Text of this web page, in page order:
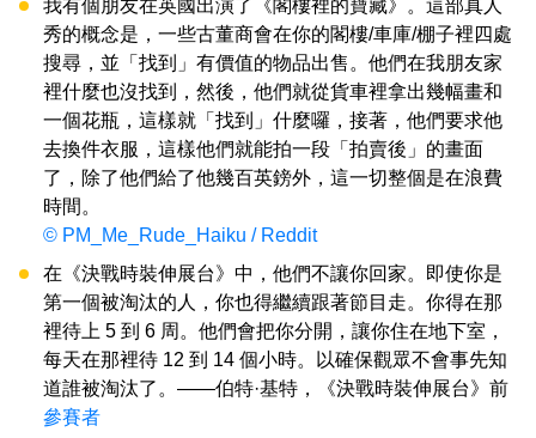
我有個朋友在英國出演了《閣樓裡的寶藏》。這部真人
秀的概念是，一些古董商會在你的閣樓/車庫/棚子裡四處
搜尋，並「找到」有價值的物品出售。他們在我朋友家
裡什麼也沒找到，然後，他們就從貨車裡拿出幾幅畫和
一個花瓶，這樣就「找到」什麼囉，接著，他們要求他
去換件衣服，這樣他們就能拍一段「拍賣後」的畫面
了，除了他們給了他幾百英鎊外，這一切整個是在浪費
時間。
© PM_Me_Rude_Haiku / Reddit
在《決戰時裝伸展台》中，他們不讓你回家。即使你是
第一個被淘汰的人，你也得繼續跟著節目走。你得在那
裡待上 5 到 6 周。他們會把你分開，讓你住在地下室，
每天在那裡待 12 到 14 個小時。以確保觀眾不會事先知
道誰被淘汰了。——伯特·基特，《決戰時裝伸展台》前
參賽者